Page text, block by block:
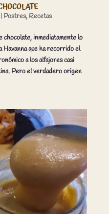
Postres, Recetas
chocolate, inmediatamente lo
Havanna que ha recorrido el
a los alfajores casi
Pero el verdadero origen